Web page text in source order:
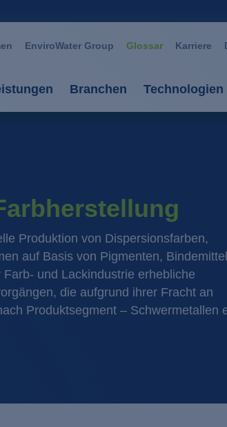
Produktion von Dispersionsfarben,
auf Basis von Pigmenten,
und Lackindustrie erhebliche
die aufgrund ihrer Fracht an
Produktsegment – Schwermetallen
EnviroWater Group Glossar Karriere
Anlagen
Anlagenmanagement
Branchen
Bergbau /
Glas / Keramik
Großwäschereien /
Industrielles
Metall- /
Technologien
Fällung /
Filtration /